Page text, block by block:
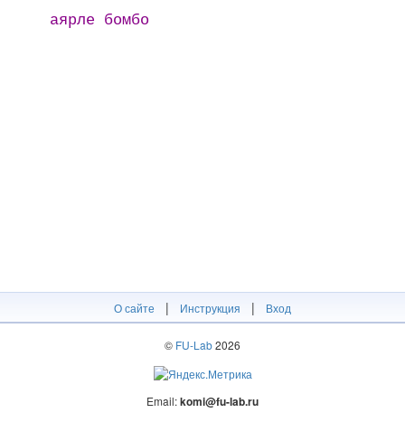
аярле бомбо
О сайте | Инструкция | Вход
© FU-Lab2026
Email:komi@fu-lab.ru